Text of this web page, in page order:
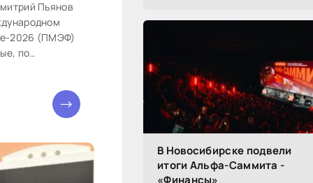
Пьянов
2026 (ПМЭФ)
по
Посетители НОВАТа, с которыми
В Новосибирске подвели
итоги Альфа-Саммита -
«Финансы»